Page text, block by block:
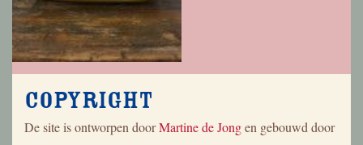
Copyright
De site is ontworpen doorMartine de Jongen gebouwd door